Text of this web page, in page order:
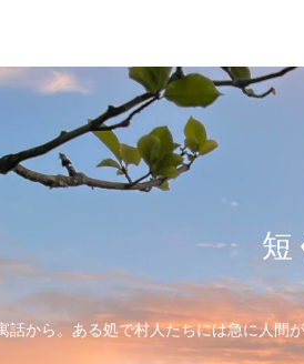
短
話から。ある処で村人たちには急に人